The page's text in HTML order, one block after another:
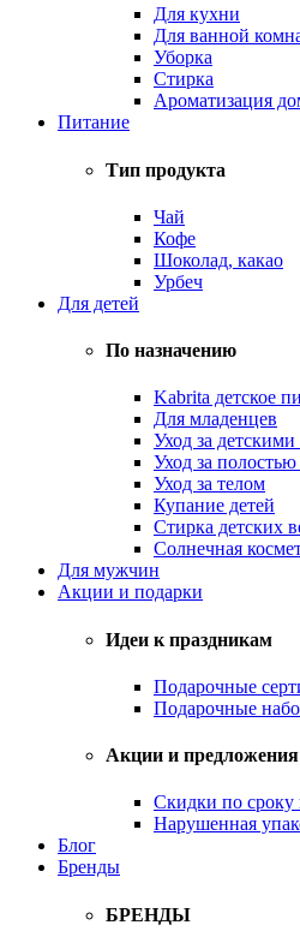
Для кухни
Для ванной
Уборка
Стирка
Ароматизация
Питание
Тип продукта
Чай
Кофе
Шоколад, какао
Урбеч
Для детей
По назначению
Kabrita детское
Для младенцев
Уход за
Уход за полостью
Уход за телом
Купание детей
Стирка детских
Солнечная
Для мужчин
Акции и подарки
Идеи к праздникам
Подарочные
Подарочные
Акции и предложения
Скидки по сроку
Нарушенная
Блог
Бренды
БРЕНДЫ